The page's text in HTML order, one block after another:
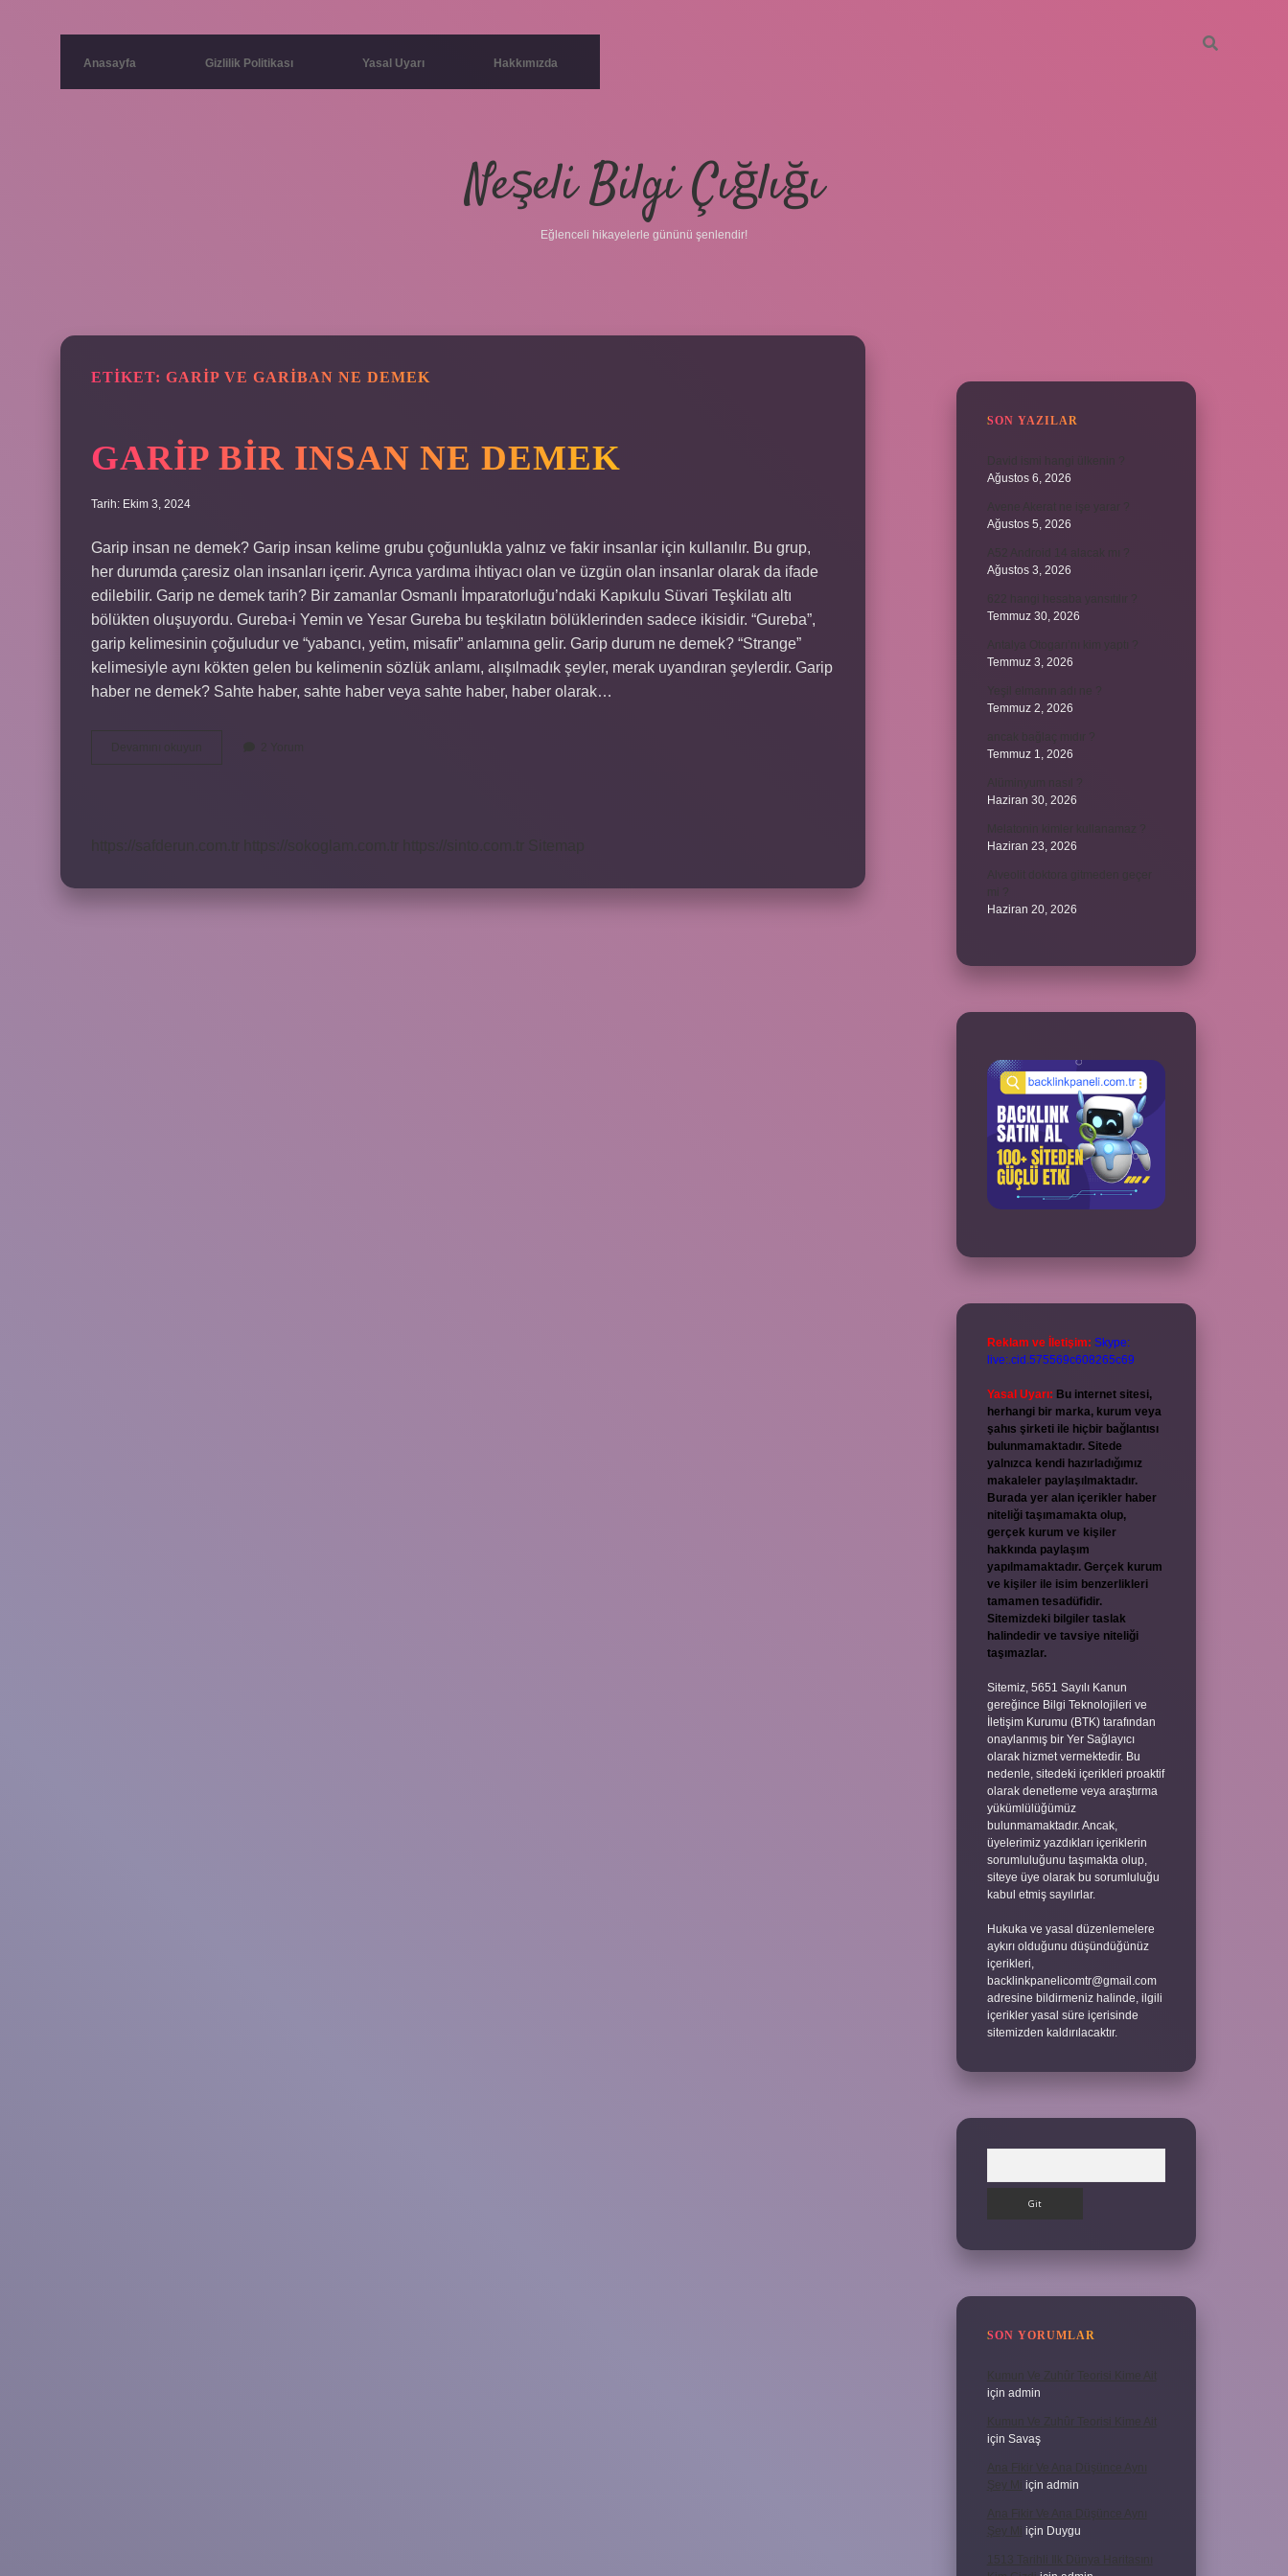
Anasayfa Gizlilik Politikası Yasal Uyarı Hakkımızda
Neşeli Bilgi Çığlığı
Eğlenceli hikayelerle gününü şenlendir!
ETIKET: GARIP VE GARIBAN NE DEMEK
GARIP BIR INSAN NE DEMEK
Tarih: Ekim 3, 2024
Garip insan ne demek? Garip insan kelime grubu çoğunlukla yalnız ve fakir insanlar için kullanılır. Bu grup,
her durumda çaresiz olan insanları içerir. Ayrıca yardıma ihtiyacı olan ve üzgün olan insanlar olarak da ifade
edilebilir. Garip ne demek tarih? Bir zamanlar Osmanlı İmparatorluğu’ndaki Kapıkulu Süvari Teşkilatı altı
bölükten oluşuyordu. Gureba-i Yemin ve Yesar Gureba bu teşkilatın bölüklerinden sadece ikisidir. “Gureba”,
garip kelimesinin çoğuludur ve “yabancı, yetim, misafir” anlamına gelir. Garip durum ne demek? “Strange”
kelimesiyle aynı kökten gelen bu kelimenin sözlük anlamı, alışılmadık şeyler, merak uyandıran şeylerdir. Garip
haber ne demek? Sahte haber, sahte haber veya sahte haber, haber olarak…
SON YAZILAR
Ağustos 6, 2026
Ağustos 5, 2026
Ağustos 3, 2026
Temmuz 30, 2026
Temmuz 3, 2026
Temmuz 2, 2026
Temmuz 1, 2026
Haziran 30, 2026
Haziran 23, 2026
Haziran 20, 2026
Reklam ve İletişim: Skype:
live:.cid.575569c608265c69
Yasal Uyarı: Bu internet sitesi,
herhangi bir marka, kurum veya
şahıs şirketi ile hiçbir bağlantısı
bulunmamaktadır. Sitede
yalnızca kendi hazırladığımız
makaleler paylaşılmaktadır.
Burada yer alan içerikler haber
niteliği taşımamakta olup,
gerçek kurum ve kişiler
hakkında paylaşım
yapılmamaktadır. Gerçek kurum
ve kişiler ile isim benzerlikleri
tamamen tesadüfidir.
Sitemizdeki bilgiler taslak
halindedir ve tavsiye niteliği
taşımazlar.
Sitemiz, 5651 Sayılı Kanun
gereğince Bilgi Teknolojileri ve
İletişim Kurumu (BTK) tarafından
onaylanmış bir Yer Sağlayıcı
olarak hizmet vermektedir. Bu
nedenle, sitedeki içerikleri proaktif
olarak denetleme veya araştırma
yükümlülüğümüz
bulunmamaktadır. Ancak,
üyelerimiz yazdıkları içeriklerin
sorumluluğunu taşımakta olup,
siteye üye olarak bu sorumluluğu
kabul etmiş sayılırlar.
Hukuka ve yasal düzenlemelere
aykırı olduğunu düşündüğünüz
içerikleri,
backlinkpanelicomtr@gmail.com
adresine bildirmeniz halinde, ilgili
içerikler yasal süre içerisinde
sitemizden kaldırılacaktır.
SON YORUMLAR
Kumun Ve Zuhûr Teorisi Kime Ait
için admin
Kumun Ve Zuhûr Teorisi Kime Ait
için Savaş
Ana Fikir Ve Ana Düşünce Aynı
Şey Mi için admin
Ana Fikir Ve Ana Düşünce Aynı
Şey Mi için Duygu
1513 Tarihli Ilk Dünya Haritasını